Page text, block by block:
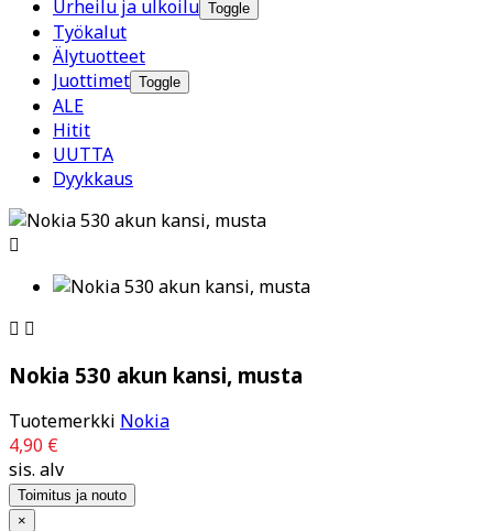
Urheilu ja ulkoilu Toggle
Työkalut
Älytuotteet
Juottimet Toggle
ALE
Hitit
UUTTA
Dyykkaus

 
Nokia 530 akun kansi, musta
Tuotemerkki Nokia
4,90 €
sis. alv
Toimitus ja nouto
×